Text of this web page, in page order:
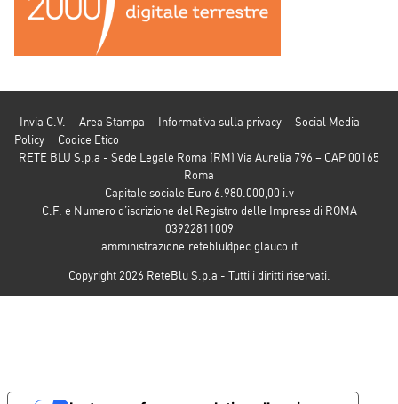
Invia C.V. Area Stampa Informativa sulla privacy
Social Media
Policy
Codice Etico
RETE BLU S.p.a - Sede Legale Roma (RM) Via Aurelia 796 – CAP 00165
Roma
Capitale sociale Euro 6.980.000,00 i.v
C.F. e Numero d’iscrizione del Registro delle Imprese di ROMA
03922811009
amministrazione.reteblu@pec.glauco.it
Copyright 2026 ReteBlu S.p.a - Tutti i diritti riservati.